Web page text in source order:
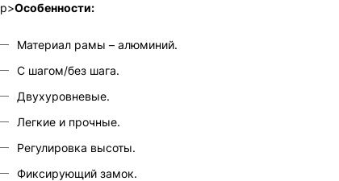
p>Особенности:
Материал рамы – алюминий.
С шагом/без шага.
Двухуровневые.
Легкие и прочные.
Регулировка высоты.
Фиксирующий замок.